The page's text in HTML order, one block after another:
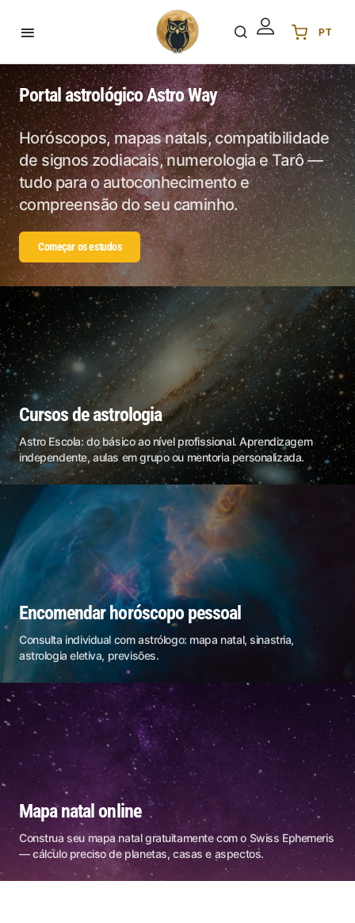
PT
EN English
DE Deutsch
PL Polski
ES Español
PT Português
IN हिन्दी
FR Français
KR 한국어
Portal astrológico Astro Way
Horóscopos, mapas natals, compatibilidade
de signos zodiacais, numerologia e Tarô —
tudo para o autoconhecimento e
compreensão do seu caminho.
Começar os estudos
Cursos de astrologia
Astro Escola: do básico ao nível profissional. Aprendizagem
independente, aulas em grupo ou mentoria personalizada.
Encomendar horóscopo pessoal
Consulta individual com astrólogo: mapa natal, sinastria,
astrologia eletiva, previsões.
Mapa natal online
Construa seu mapa natal gratuitamente com o Swiss Ephemeris
— cálculo preciso de planetas, casas e aspectos.